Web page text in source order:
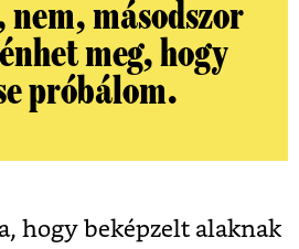
másodszor
meg, hogy
próbálom.
hogy beképzelt alaknak